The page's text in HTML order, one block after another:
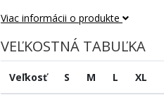
Viac informácii o produkte
VEĽKOSTNÁ TABUĽKA
Veľkosť S M L XL